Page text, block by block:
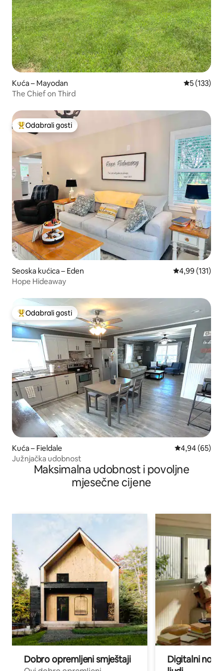
Kuća – Mayodan Prosječna
5 (133)
The Chief on Third
Među najviše rangiranima s oznakom „Odabrali gosti”
Odabrali gosti
Seoska kućica – Eden Prosječna
4,99 (131)
Hope Hideaway
Među najviše rangiranima s oznakom „Odabrali gosti”
Odabrali gosti
Kuća – Fieldale Prosječna
4,94 (65)
Južnjačka udobnost
Maksimalna udobnost i povoljne
mjesečne cijene
Dobro opremljeni smještaji
Digitalni